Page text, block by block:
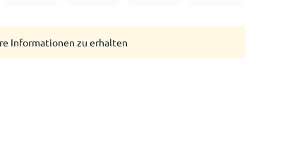
Informationen zu erhalten